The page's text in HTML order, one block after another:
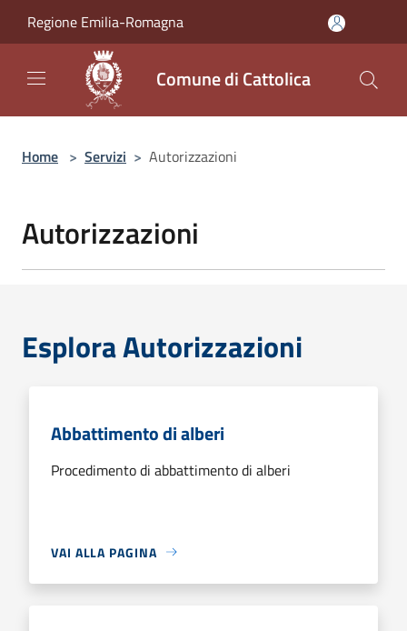
Regione Emilia-Romagna
Comune di Cattolica
Home > Servizi > Autorizzazioni
Autorizzazioni
Esplora Autorizzazioni
Abbattimento di alberi
Procedimento di abbattimento di alberi
VAI ALLA PAGINA